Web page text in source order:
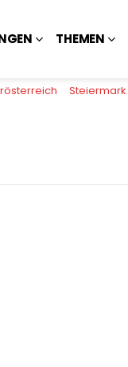
THEMEN
Steiermark